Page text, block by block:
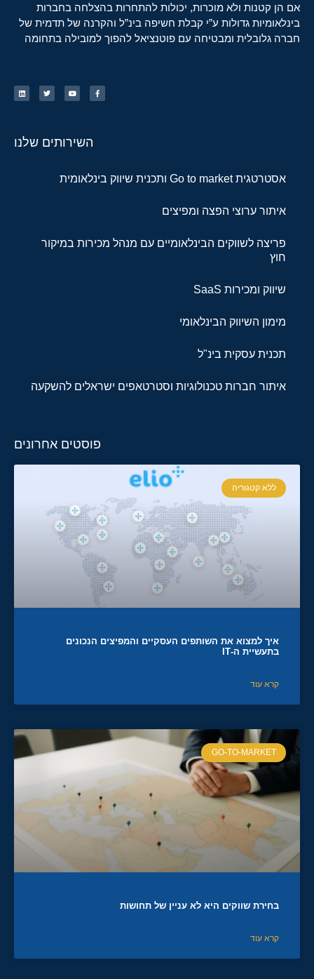
אם הן קטנות ולא מוכרות, יכולות להתחרות בהצלחה בחברות
בינלאומיות גדולות ע”י קבלת חשיפה בינ”ל והקרנה של תדמית של
חברה גלובלית ומבטיחה עם פוטנציאל להפוך למובילה בתחומה
השירותים שלנו
אסטרטגית Go to market ותכנית שיווק בינלאומית
איתור ערוצי הפצה ומפיצים
פריצה לשווקים הבינלאומיים עם מנהל מכירות במיקור
חוץ
שיווק ומכירות SaaS
מימון השיווק הבינלאומי
תכנית עסקית בינ"ל
איתור חברות טכנולוגיות וסטרטאפים ישראלים להשקעה
פוסטים אחרונים
ללא קטגוריה
איך למצוא את השותפים העסקיים והמפיצים הנכונים
בתעשיית ה-IT
קרא עוד
GO-TO-MARKET
בחירת שווקים היא לא עניין של תחושות
קרא עוד